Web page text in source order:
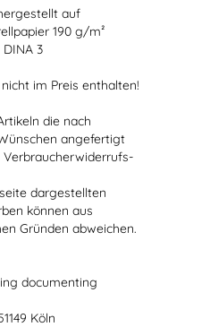
auf
190 g/m²
3
im Preis enthalten!
die nach
angefertigt
dargestellten
können aus
Gründen abweichen.
documenting
Köln